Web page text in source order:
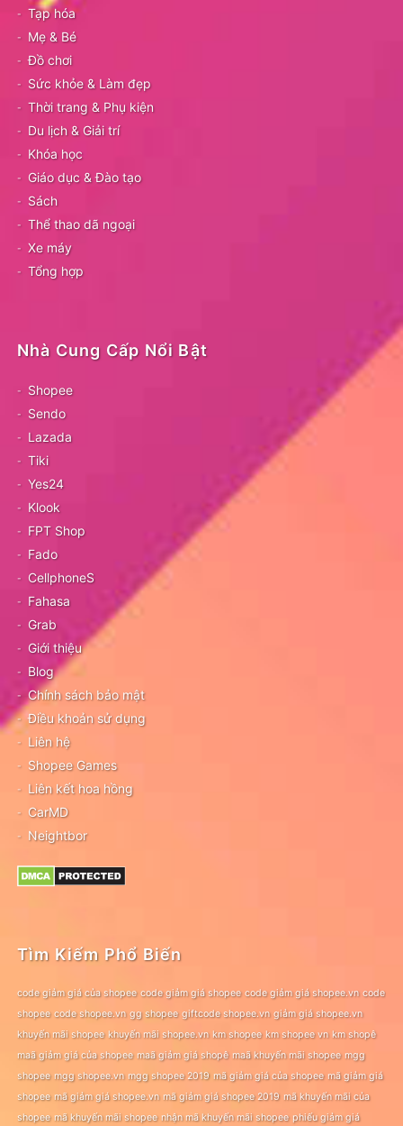
Tạp hóa
Mẹ & Bé
Đồ chơi
Sức khỏe & Làm đẹp
Thời trang & Phụ kiện
Du lịch & Giải trí
Khóa học
Giáo dục & Đào tạo
Sách
Thể thao dã ngoại
Xe máy
Tổng hợp
Nhà Cung Cấp Nổi Bật
Shopee
Sendo
Lazada
Tiki
Yes24
Klook
FPT Shop
Fado
CellphoneS
Fahasa
Grab
Giới thiệu
Blog
Chính sách bảo mật
Điều khoản sử dụng
Liên hệ
Shopee Games
Liên kết hoa hồng
CarMD
Neightbor
Tìm Kiếm Phổ Biến
code giảm giá của shopee code giảm giá shopee code giảm giá shopee.vn code
shopee code shopee.vn gg shopee giftcode shopee.vn giảm giá shopee.vn
khuyến mãi shopee khuyến mãi shopee.vn km shopee km shopee vn km shopê
maã giảm giá của shopee maã giảm giá shopê maã khuyến mãi shopee mgg
shopee mgg shopee.vn mgg shopee 2019 mã giảm giá của shopee mã giảm giá
shopee mã giảm giá shopee.vn mã giảm giá shopee 2019 mã khuyến mãi của
shopee mã khuyến mãi shopee nhận mã khuyến mãi shopee phiếu giảm giá